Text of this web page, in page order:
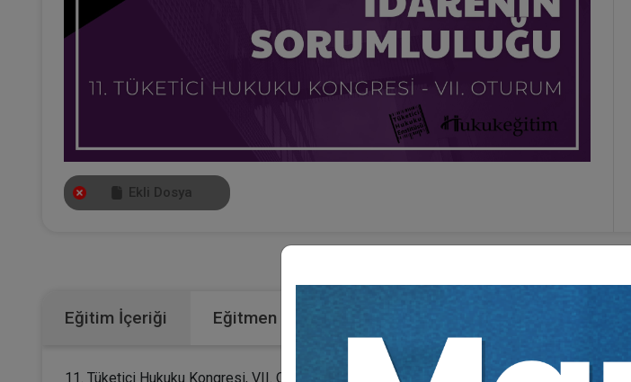
Ekli Dosya
Eğitim İçeriği Eğitmen
11. Tüketici Hukuku Kongresi, VII. Oturumunun video kaydıdır.